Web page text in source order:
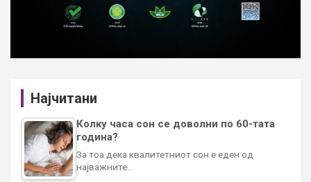
Најчитани
Колку часа сон се доволни по 60-тата
година?
За тоа дека квалитетниот сон е еден од
најважните…